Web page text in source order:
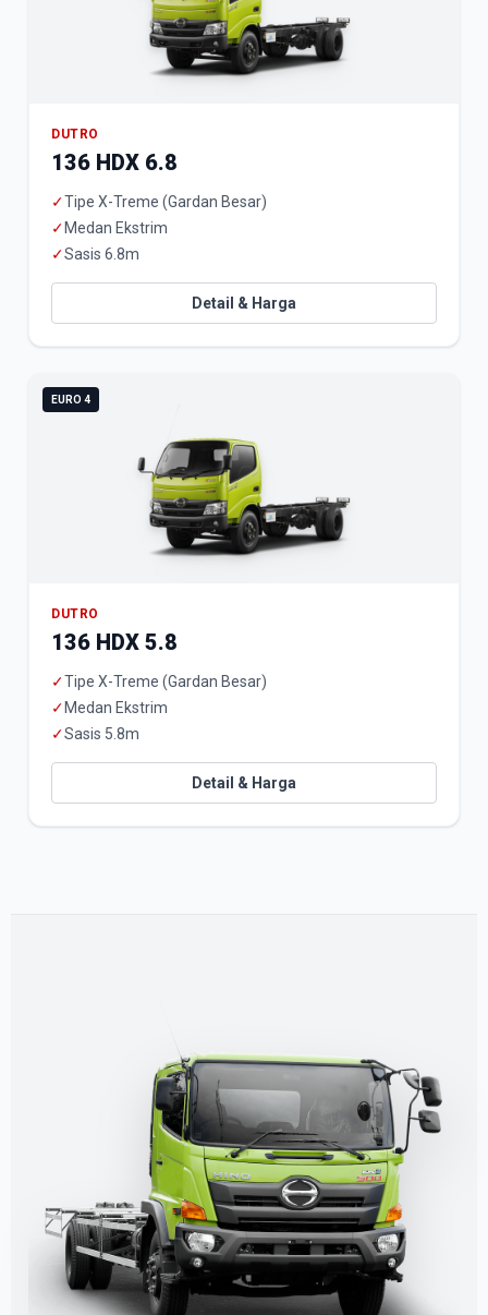
DUTRO
136 HDX 6.8
✓Tipe X-Treme (Gardan Besar)
✓ Medan Ekstrim
✓Sasis 6.8m
Detail & Harga
EURO 4
DUTRO
136 HDX 5.8
✓Tipe X-Treme (Gardan Besar)
✓ Medan Ekstrim
✓Sasis 5.8m
Detail & Harga